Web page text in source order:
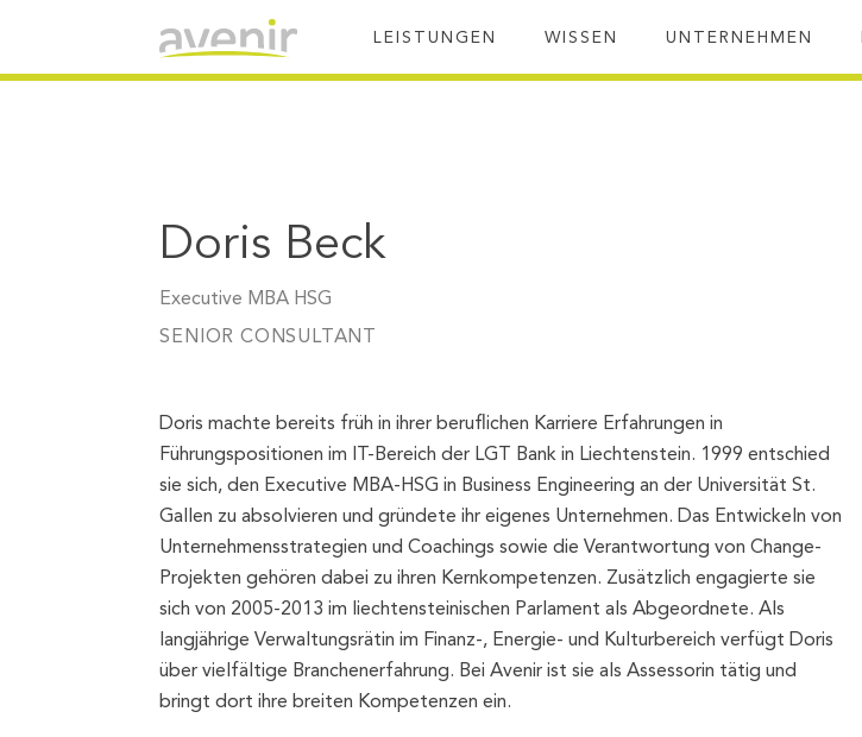
LEISTUNGEN WISSEN UNTERNEHMEN
Doris Beck
Executive MBA HSG
SENIOR CONSULTANT
Doris machte bereits früh in ihrer beruflichen Karriere Erfahrungen in
Führungspositionen im IT-Bereich der LGT Bank in Liechtenstein. 1999 entschied
sie sich, den Executive MBA-HSG in Business Engineering an der Universität St.
Gallen zu absolvieren und gründete ihr eigenes Unternehmen. Das Entwickeln von
Unternehmensstrategien und Coachings sowie die Verantwortung von Change-
Projekten gehören dabei zu ihren Kernkompetenzen. Zusätzlich engagierte sie
sich von 2005-2013 im liechtensteinischen Parlament als Abgeordnete. Als
langjährige Verwaltungsrätin im Finanz-, Energie- und Kulturbereich verfügt Doris
über vielfältige Branchenerfahrung. Bei Avenir ist sie als Assessorin tätig und
bringt dort ihre breiten Kompetenzen ein.